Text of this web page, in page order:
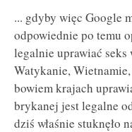
... gdyby więc Google
odpowiednie po temu
legalnie uprawiać
Watykanie,
bowiem krajach
brykanej jest legalne
dziś właśnie stuknęło